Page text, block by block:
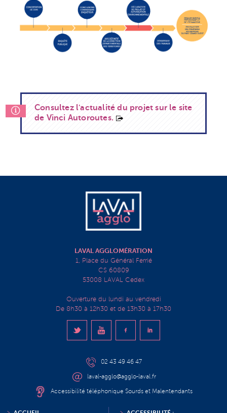
Consultez l'actualité du projet sur le site
de Vinci Autoroutes.
LAVAL AGGLOMÉRATION
1, Place du Général Ferrié
CS 60809
53008 LAVAL Cedex
Ouverture du lundi au vendredi
De 8h30 à 12h30 et de 13h30 à 17h30
02 43 49 46 47
laval-agglo@agglo-laval.fr
Accessibilité téléphonique Sourds et Malentendants